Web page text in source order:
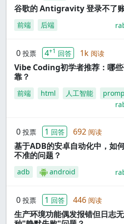
谷歌的 Antigravity 登录不了
前端 后端
0 投票 4+1 回答 1k 阅读
Vibe Coding初学者推荐：哪
靠？
前端 html 人工智能
0 投票 1 回答 692 阅读
基于ADB的安卓自动化中，如
不准的问题？
adb android
0 投票 1 回答 446 阅读
生产环境功能偶发报错但日志